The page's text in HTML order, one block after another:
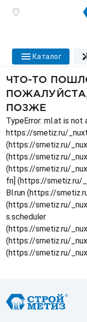
каталог
ЧТО-ТО
ПОЗЖЕ
TypeError: ml.at is not
https://smetiz.ru/
(https://smetiz.ru/
(https://smetiz.ru/
(https://smetiz.ru/
fn] (https://smetiz.ru/
Bl.run (https://
(https://smetiz.ru/
s.scheduler
(https://smetiz.ru/
(https://smetiz.ru/
(https://smetiz.ru/